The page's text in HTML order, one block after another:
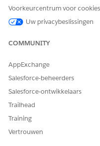
Laat ons weten wat we
Voorkeurcentrum voor cookies
Uw privacybeslissingen
COMMUNITY
AppExchange
Salesforce-beheerders
Salesforce-ontwikkelaars
Trailhead
Training
Vertrouwen